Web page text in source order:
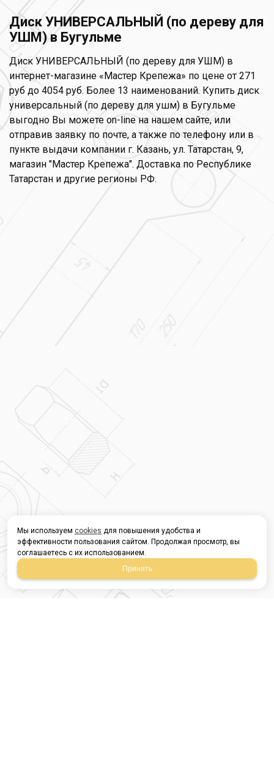
Диск УНИВЕРСАЛЬНЫЙ (по дереву для
УШМ) в Бугульме
Диск УНИВЕРСАЛЬНЫЙ (по дереву для УШМ) в
интернет-магазине «Мастер Крепежа» по цене от 271
руб до 4054 руб. Более 13 наименований. Купить диск
универсальный (по дереву для ушм) в Бугульме
выгодно Вы можете on-line на нашем сайте, или
отправив заявку по почте, а также по телефону или в
пункте выдачи компании г. Казань, ул. Татарстан, 9,
магазин "Мастер Крепежа". Доставка по Республике
Татарстан и другие регионы РФ.
Мы используем cookies для повышения удобства и
эффективности пользования сайтом. Продолжая просмотр, вы
соглашаетесь с их использованием.
Принять